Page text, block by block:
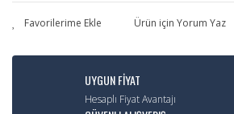
Ürün için Yorum Yaz
UYGUN FİYAT
Hesaplı Fiyat Avantajı